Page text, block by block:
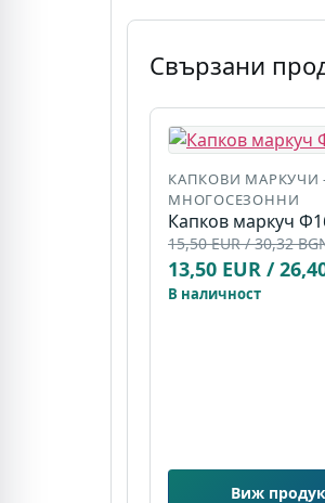
Свързани
КАПКОВИ МАРКУЧИ
МНОГОСЕЗОННИ
Капков маркуч
15,50 EUR / 30,32
13,50 EUR /
В наличност
Виж